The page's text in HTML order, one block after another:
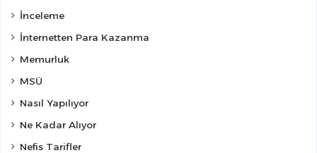
İnceleme
İnternetten Para Kazanma
Memurluk
MSÜ
Nasıl Yapılıyor
Ne Kadar Alıyor
Nefis Tarifler